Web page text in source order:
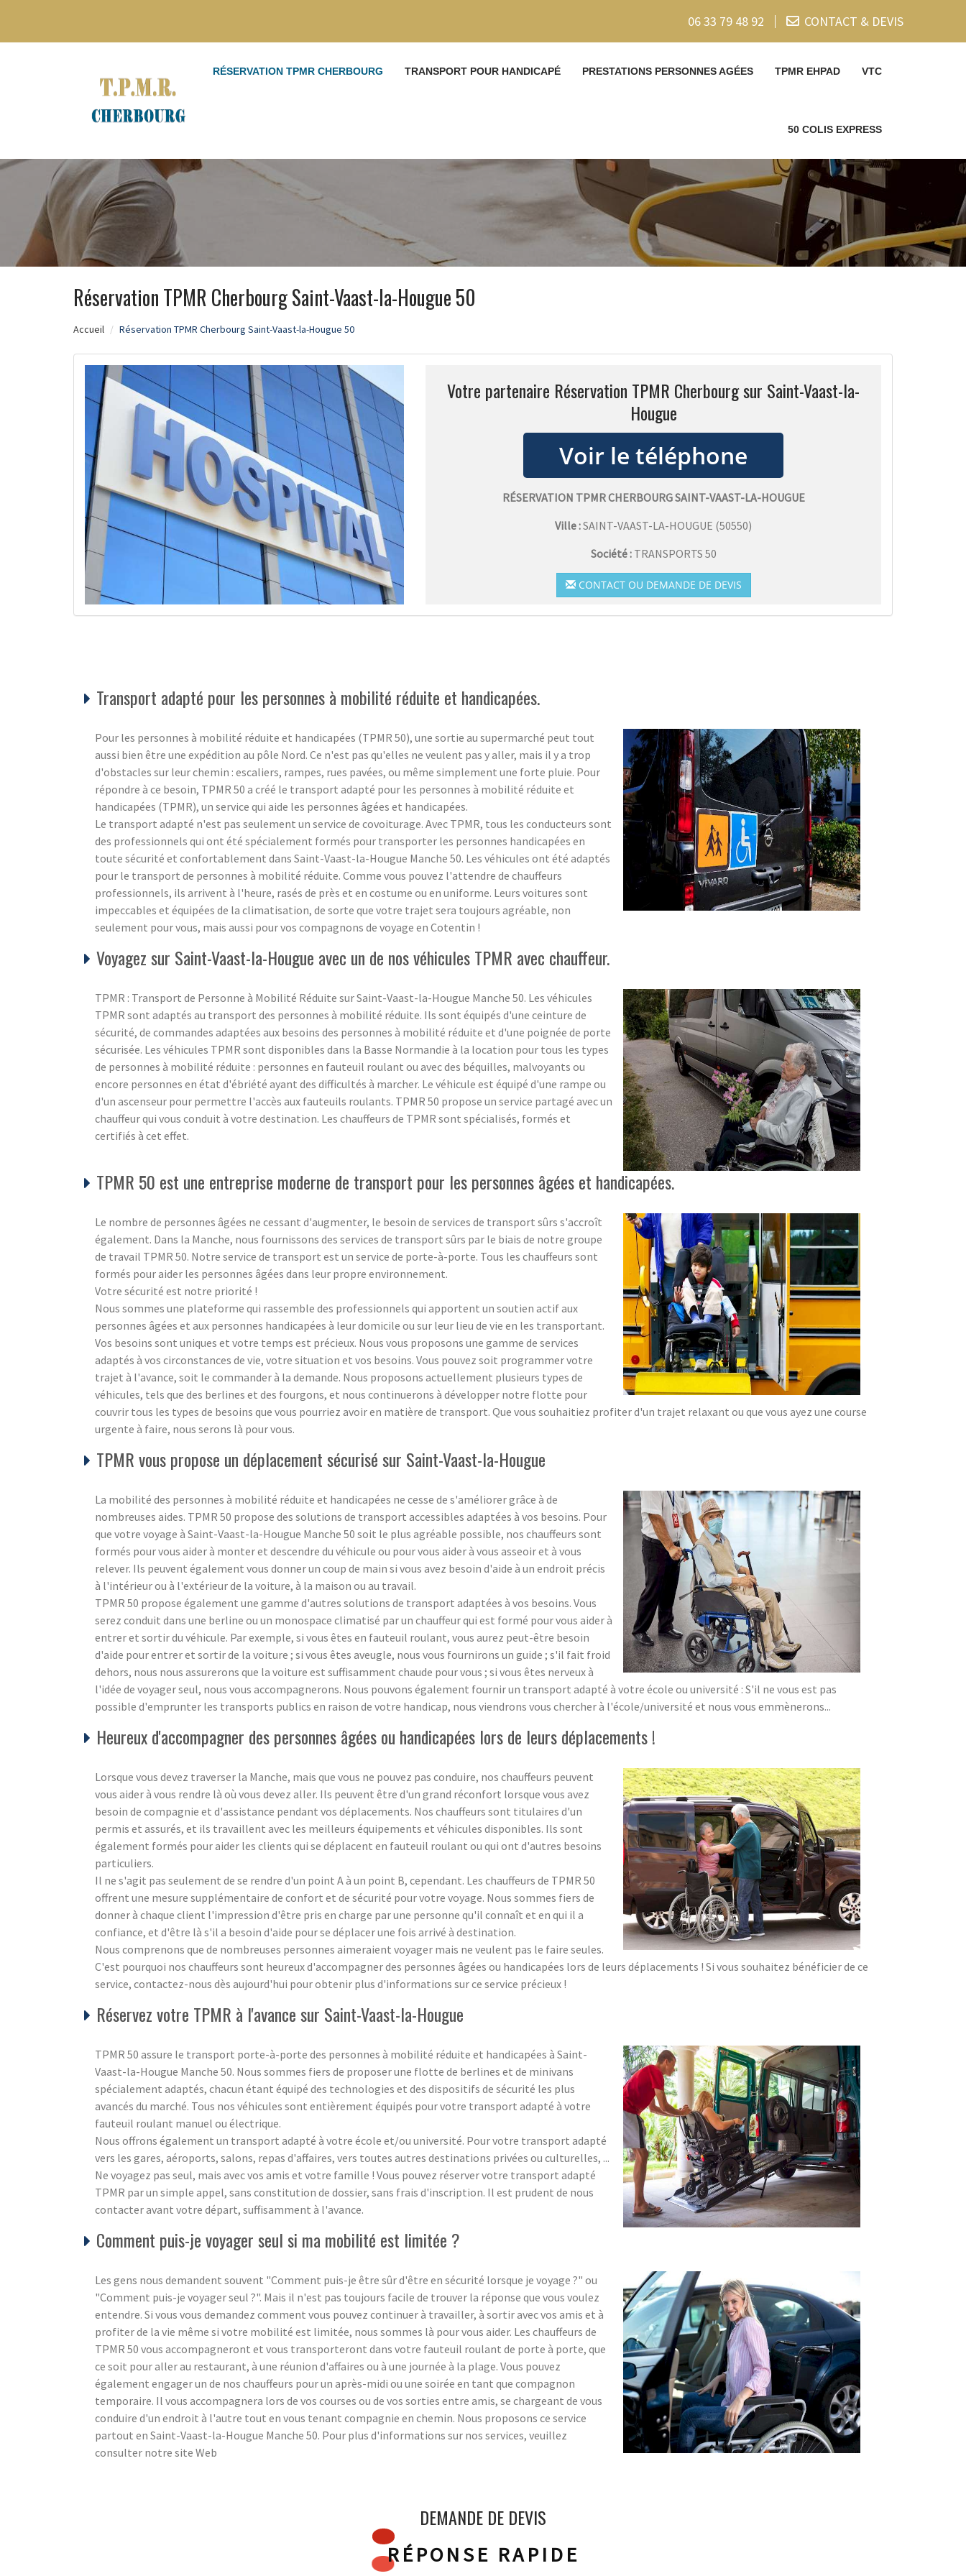
06 33 79 48 92 CONTACT & DEVIS
RÉSERVATION TPMR CHERBOURG TRANSPORT POUR HANDICAPÉ PRESTATIONS PERSONNES AGÉES TPMR EHPAD VTC
50 COLIS EXPRESS
Réservation TPMR Cherbourg Saint-Vaast-la-Hougue 50
Accueil Réservation TPMR Cherbourg Saint-Vaast-la-Hougue 50
Votre partenaire Réservation TPMR Cherbourg sur Saint-Vaast-la-
Hougue
RÉSERVATION TPMR CHERBOURG SAINT-VAAST-LA-HOUGUE
Ville :SAINT-VAAST-LA-HOUGUE (50550)
Société : TRANSPORTS 50
CONTACT OU DEMANDE DE DEVIS
Transport adapté pour les personnes à mobilité réduite et handicapées.
Pour les personnes à mobilité réduite et handicapées (TPMR 50), une sortie au supermarché peut tout
aussi bien être une expédition au pôle Nord. Ce n'est pas qu'elles ne veulent pas y aller, mais il y a trop
d'obstacles sur leur chemin : escaliers, rampes, rues pavées, ou même simplement une forte pluie. Pour
répondre à ce besoin, TPMR 50 a créé le transport adapté pour les personnes à mobilité réduite et
handicapées (TPMR), un service qui aide les personnes âgées et handicapées.
Le transport adapté n'est pas seulement un service de covoiturage. Avec TPMR, tous les conducteurs sont
des professionnels qui ont été spécialement formés pour transporter les personnes handicapées en
toute sécurité et confortablement dans Saint-Vaast-la-Hougue Manche 50. Les véhicules ont été adaptés
pour le transport de personnes à mobilité réduite. Comme vous pouvez l'attendre de chauffeurs
professionnels, ils arrivent à l'heure, rasés de près et en costume ou en uniforme. Leurs voitures sont
impeccables et équipées de la climatisation, de sorte que votre trajet sera toujours agréable, non
seulement pour vous, mais aussi pour vos compagnons de voyage en Cotentin !
Voyagez sur Saint-Vaast-la-Hougue avec un de nos véhicules TPMR avec chauffeur.
TPMR : Transport de Personne à Mobilité Réduite sur Saint-Vaast-la-Hougue Manche 50. Les véhicules
TPMR sont adaptés au transport des personnes à mobilité réduite. Ils sont équipés d'une ceinture de
sécurité, de commandes adaptées aux besoins des personnes à mobilité réduite et d'une poignée de porte
sécurisée. Les véhicules TPMR sont disponibles dans la Basse Normandie à la location pour tous les types
de personnes à mobilité réduite : personnes en fauteuil roulant ou avec des béquilles, malvoyants ou
encore personnes en état d'ébriété ayant des difficultés à marcher. Le véhicule est équipé d'une rampe ou
d'un ascenseur pour permettre l'accès aux fauteuils roulants. TPMR 50 propose un service partagé avec un
chauffeur qui vous conduit à votre destination. Les chauffeurs de TPMR sont spécialisés, formés et
certifiés à cet effet.
TPMR 50 est une entreprise moderne de transport pour les personnes âgées et handicapées.
Le nombre de personnes âgées ne cessant d'augmenter, le besoin de services de transport sûrs s'accroît
également. Dans la Manche, nous fournissons des services de transport sûrs par le biais de notre groupe
de travail TPMR 50. Notre service de transport est un service de porte-à-porte. Tous les chauffeurs sont
formés pour aider les personnes âgées dans leur propre environnement.
Votre sécurité est notre priorité !
Nous sommes une plateforme qui rassemble des professionnels qui apportent un soutien actif aux
personnes âgées et aux personnes handicapées à leur domicile ou sur leur lieu de vie en les transportant.
Vos besoins sont uniques et votre temps est précieux. Nous vous proposons une gamme de services
adaptés à vos circonstances de vie, votre situation et vos besoins. Vous pouvez soit programmer votre
trajet à l'avance, soit le commander à la demande. Nous proposons actuellement plusieurs types de
véhicules, tels que des berlines et des fourgons, et nous continuerons à développer notre flotte pour
couvrir tous les types de besoins que vous pourriez avoir en matière de transport. Que vous souhaitiez profiter d'un trajet relaxant ou que vous ayez une course
urgente à faire, nous serons là pour vous.
TPMR vous propose un déplacement sécurisé sur Saint-Vaast-la-Hougue
La mobilité des personnes à mobilité réduite et handicapées ne cesse de s'améliorer grâce à de
nombreuses aides. TPMR 50 propose des solutions de transport accessibles adaptées à vos besoins. Pour
que votre voyage à Saint-Vaast-la-Hougue Manche 50 soit le plus agréable possible, nos chauffeurs sont
formés pour vous aider à monter et descendre du véhicule ou pour vous aider à vous asseoir et à vous
relever. Ils peuvent également vous donner un coup de main si vous avez besoin d'aide à un endroit précis
à l'intérieur ou à l'extérieur de la voiture, à la maison ou au travail.
TPMR 50 propose également une gamme d'autres solutions de transport adaptées à vos besoins. Vous
serez conduit dans une berline ou un monospace climatisé par un chauffeur qui est formé pour vous aider à
entrer et sortir du véhicule. Par exemple, si vous êtes en fauteuil roulant, vous aurez peut-être besoin
d'aide pour entrer et sortir de la voiture ; si vous êtes aveugle, nous vous fournirons un guide ; s'il fait froid
dehors, nous nous assurerons que la voiture est suffisamment chaude pour vous ; si vous êtes nerveux à
l'idée de voyager seul, nous vous accompagnerons. Nous pouvons également fournir un transport adapté à votre école ou université : S'il ne vous est pas
possible d'emprunter les transports publics en raison de votre handicap, nous viendrons vous chercher à l'école/université et nous vous emmènerons...
Heureux d'accompagner des personnes âgées ou handicapées lors de leurs déplacements !
Lorsque vous devez traverser la Manche, mais que vous ne pouvez pas conduire, nos chauffeurs peuvent
vous aider à vous rendre là où vous devez aller. Ils peuvent être d'un grand réconfort lorsque vous avez
besoin de compagnie et d'assistance pendant vos déplacements. Nos chauffeurs sont titulaires d'un
permis et assurés, et ils travaillent avec les meilleurs équipements et véhicules disponibles. Ils sont
également formés pour aider les clients qui se déplacent en fauteuil roulant ou qui ont d'autres besoins
particuliers.
Il ne s'agit pas seulement de se rendre d'un point A à un point B, cependant. Les chauffeurs de TPMR 50
offrent une mesure supplémentaire de confort et de sécurité pour votre voyage. Nous sommes fiers de
donner à chaque client l'impression d'être pris en charge par une personne qu'il connaît et en qui il a
confiance, et d'être là s'il a besoin d'aide pour se déplacer une fois arrivé à destination.
Nous comprenons que de nombreuses personnes aimeraient voyager mais ne veulent pas le faire seules.
C'est pourquoi nos chauffeurs sont heureux d'accompagner des personnes âgées ou handicapées lors de leurs déplacements ! Si vous souhaitez bénéficier de ce
service, contactez-nous dès aujourd'hui pour obtenir plus d'informations sur ce service précieux !
Réservez votre TPMR à l'avance sur Saint-Vaast-la-Hougue
TPMR 50 assure le transport porte-à-porte des personnes à mobilité réduite et handicapées à Saint-
Vaast-la-Hougue Manche 50. Nous sommes fiers de proposer une flotte de berlines et de minivans
spécialement adaptés, chacun étant équipé des technologies et des dispositifs de sécurité les plus
avancés du marché. Tous nos véhicules sont entièrement équipés pour votre transport adapté à votre
fauteuil roulant manuel ou électrique.
Nous offrons également un transport adapté à votre école et/ou université. Pour votre transport adapté
vers les gares, aéroports, salons, repas d'affaires, vers toutes autres destinations privées ou culturelles, ...
Ne voyagez pas seul, mais avec vos amis et votre famille ! Vous pouvez réserver votre transport adapté
TPMR par un simple appel, sans constitution de dossier, sans frais d'inscription. Il est prudent de nous
contacter avant votre départ, suffisamment à l'avance.
Comment puis-je voyager seul si ma mobilité est limitée ?
Les gens nous demandent souvent "Comment puis-je être sûr d'être en sécurité lorsque je voyage ?" ou
"Comment puis-je voyager seul ?". Mais il n'est pas toujours facile de trouver la réponse que vous voulez
entendre. Si vous vous demandez comment vous pouvez continuer à travailler, à sortir avec vos amis et à
profiter de la vie même si votre mobilité est limitée, nous sommes là pour vous aider. Les chauffeurs de
TPMR 50 vous accompagneront et vous transporteront dans votre fauteuil roulant de porte à porte, que
ce soit pour aller au restaurant, à une réunion d'affaires ou à une journée à la plage. Vous pouvez
également engager un de nos chauffeurs pour un après-midi ou une soirée en tant que compagnon
temporaire. Il vous accompagnera lors de vos courses ou de vos sorties entre amis, se chargeant de vous
conduire d'un endroit à l'autre tout en vous tenant compagnie en chemin. Nous proposons ce service
partout en Saint-Vaast-la-Hougue Manche 50. Pour plus d'informations sur nos services, veuillez
consulter notre site Web
DEMANDE DE DEVIS
RÉPONSE RAPIDE